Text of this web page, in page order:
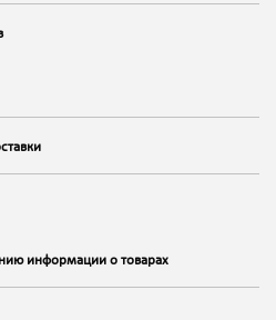
информации о товарах